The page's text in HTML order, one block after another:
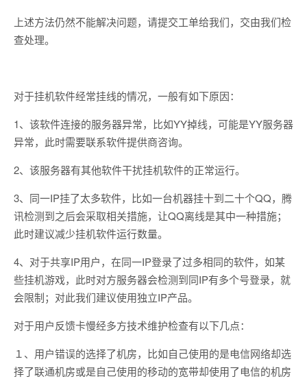
上述方法仍然不能解决问题，请提交工单给我们，交由我们检
查处理。
对于挂机软件经常挂线的情况，一般有如下原因：
1、该软件连接的服务器异常，比如YY掉线，可能是YY服务器
异常，此时需要联系软件提供商咨询。
2、该服务器有其他软件干扰挂机软件的正常运行。
3、同一IP挂了太多软件，比如一台机器挂十到二十个QQ，腾
讯检测到之后会采取相关措施，让QQ离线是其中一种措施；
此时建议减少挂机软件运行数量。
4、对于共享IP用户，在同一IP登录了过多相同的软件，如某
些挂机游戏，此时对方服务器会检测到同IP有多个号登录，就
会限制；对此我们建议使用独立IP产品。
对于用户反馈卡慢经多方技术维护检查有以下几点：
１、用户错误的选择了机房，比如自己使用的是电信网络却选
择了联通机房或是自己使用的移动的宽带却使用了电信的机房